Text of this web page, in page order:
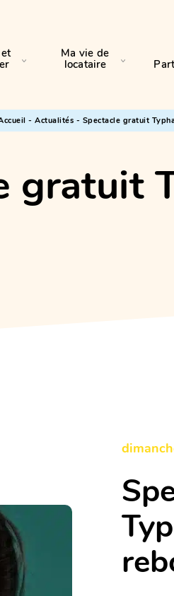
Ma vie de
locataire
-Actualités - Spectacle gratuit
gratuit